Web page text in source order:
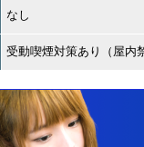
なし
受動喫煙対策あり（屋内